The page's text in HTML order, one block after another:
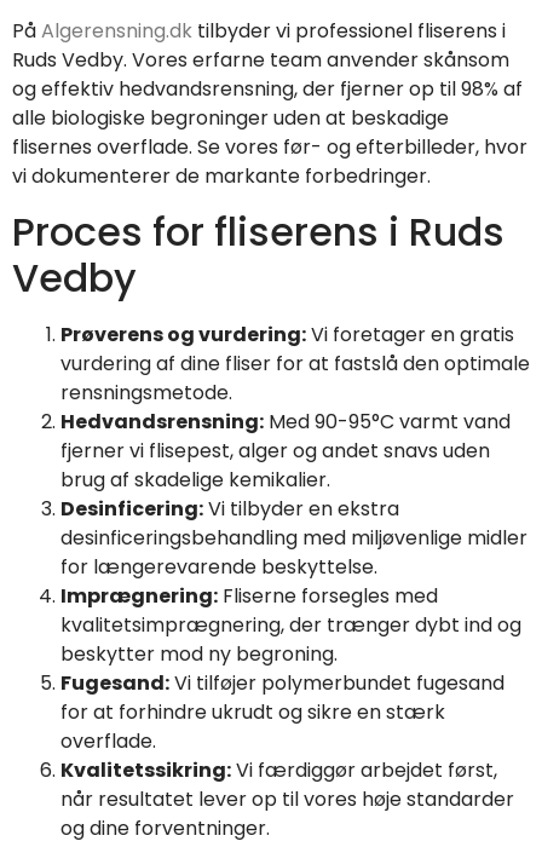
PåAlgerensning.dk tilbyder vi professionel fliserens i
Ruds Vedby. Vores erfarne team anvender skånsom
og effektiv hedvandsrensning, der fjerner op til 98% af
alle biologiske begroninger uden at beskadige
flisernes overflade. Se vores før- og efterbilleder, hvor
vi dokumenterer de markante forbedringer.
Proces for fliserens i Ruds
Vedby
Prøverens og vurdering:Vi foretager en gratis
vurdering af dine fliser for at fastslå den optimale
rensningsmetode.
Hedvandsrensning: Med 90-95°C varmt vand
fjerner vi flisepest, alger og andet snavs uden
brug af skadelige kemikalier.
Desinficering:Vi tilbyder en ekstra
desinficeringsbehandling med miljøvenlige midler
for længerevarende beskyttelse.
Imprægnering: Fliserne forsegles med
kvalitetsimprægnering, der trænger dybt ind og
beskytter mod ny begroning.
Fugesand:Vi tilføjer polymerbundet fugesand
for at forhindre ukrudt og sikre en stærk
overflade.
Kvalitetssikring:Vi færdiggør arbejdet først,
når resultatet lever op til vores høje standarder
og dine forventninger.